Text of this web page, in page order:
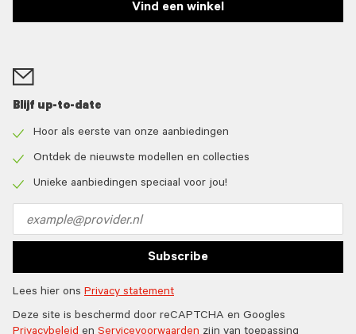
Vind een winkel
Blijf up-to-date
icon
Hoor als eerste van onze aanbiedingen
icon
Ontdek de nieuwste modellen en collecties
Unieke aanbiedingen speciaal voor jou!
address
Subscribe
Lees hier ons Privacy statement
Deze site is beschermd door reCAPTCHA en Googles